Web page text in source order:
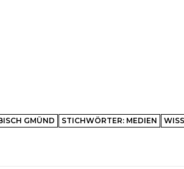
GMÜND STICHWÖRTER: MEDIEN